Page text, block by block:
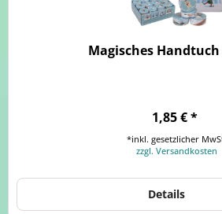
Magisches
1,85 € *
*inkl. gesetzlicher
zzgl. Versandkosten
Details